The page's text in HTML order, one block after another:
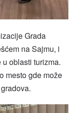
Grada
na Sajmu, i
oblasti turizma.
mesto gde može